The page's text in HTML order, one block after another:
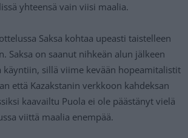
yhteensä vain viisi maalia.
Saksa kohtaa upeasti taistelleen
Saksa on saanut nihkeän alun jälkeen
käyntiin, sillä viime kevään hopeamitalistit
että Kazakstanin verkkoon kahdeksan
kaavailtu Puola ei ole päästänyt vielä
viittä maalia enempää.